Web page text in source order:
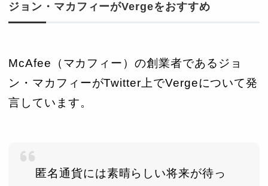
ジョン・マカフィーがVergeをおすすめ
McAfee（マカフィー）の創業者であるジョ
ン・マカフィーがTwitter上でVergeについて発
言しています。
匿名通貨には素晴らしい将来が待っ